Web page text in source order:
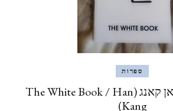
ספרות
הספר הלבן / האן קאנג (The White Book / Han
Kang)